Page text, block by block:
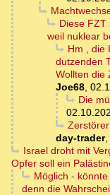
Diese FZT
weil nuklear
Hm , die
dutzenden
Wollten die
Joe68,
Die
day-trader,
Israel droht mit
Opfer soll ein
Möglich -
denn die